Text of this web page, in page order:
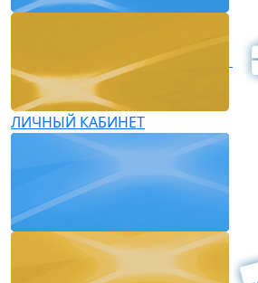
ЛИЧНЫЙ КАБИНЕТ